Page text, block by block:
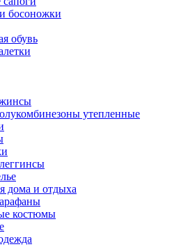
босоножки
обувь
утепленные
дома и отдыха
костюмы